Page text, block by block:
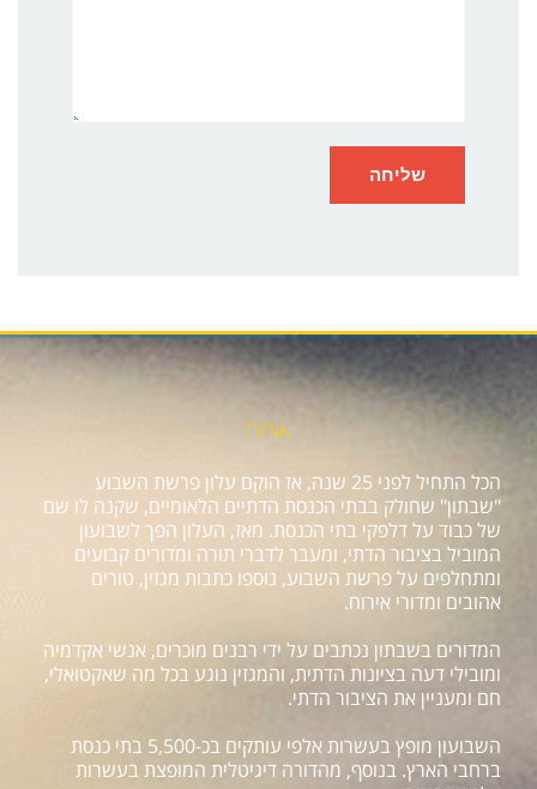
אודות
הכל התחיל לפני 25 שנה, אז הוקם עלון פרשת השבוע
"שבתון" שחולק בבתי הכנסת הדתיים הלאומיים, שקנה לו שם
של כבוד על דלפקי בתי הכנסת. מאז, העלון הפך לשבועון
המוביל בציבור הדתי, ומעבר לדברי תורה ומדורים קבועים
ומתחלפים על פרשת השבוע, נוספו כתבות מגזין, טורים
אהובים ומדורי אירוח.
המדורים בשבתון נכתבים על ידי רבנים מוכרים, אנשי אקדמיה
ומובילי דעה בציונות הדתית, והמגזין נוגע בכל מה שאקטואלי,
חם ומעניין את הציבור הדתי.
השבועון מופץ בעשרות אלפי עותקים בכ-5,500 בתי כנסת
ברחבי הארץ. בנוסף, מהדורה דיגיטלית המופצת בעשרות